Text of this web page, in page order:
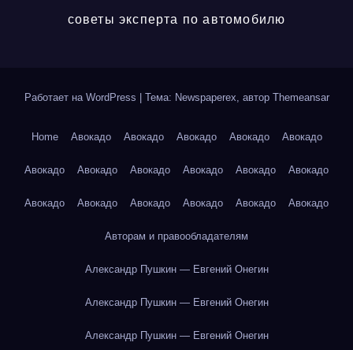
советы эксперта по автомобилю
Работает на WordPress Тема: Newspaperex, автор Themeansar
Home Авокадо Авокадо Авокадо Авокадо Авокадо
Авокадо Авокадо Авокадо Авокадо Авокадо Авокадо
Авокадо Авокадо Авокадо Авокадо Авокадо Авокадо
Авторам и правообладателям
Александр Пушкин — Евгений Онегин
Александр Пушкин — Евгений Онегин
Александр Пушкин — Евгений Онегин